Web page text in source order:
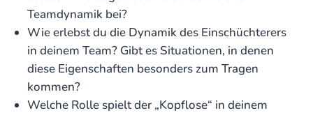
Teamdynamik bei?
Wie erlebst du die Dynamik des Einschüchterers
in deinem Team? Gibt es Situationen, in denen
diese Eigenschaften besonders zum Tragen
kommen?
Welche Rolle spielt der „Kopflose“ in deinem